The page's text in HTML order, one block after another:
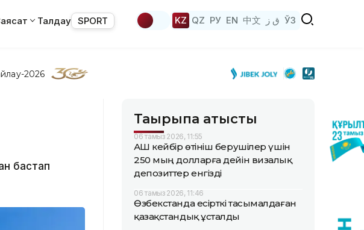
Талдау SPORT KZ QZ РУ EN 中文 ق ز ЎЗ
2026
бастап
Тақырыпқа қатысты
06 тамыз 2026, 11:55
АҚШ кейбір өтініш берушілер үшін
250 мың долларға дейін визалық
депозиттер енгізді
06 тамыз 2026, 11:46
Өзбекстанда есірткі тасымалдаған
қазақстандық ұсталды